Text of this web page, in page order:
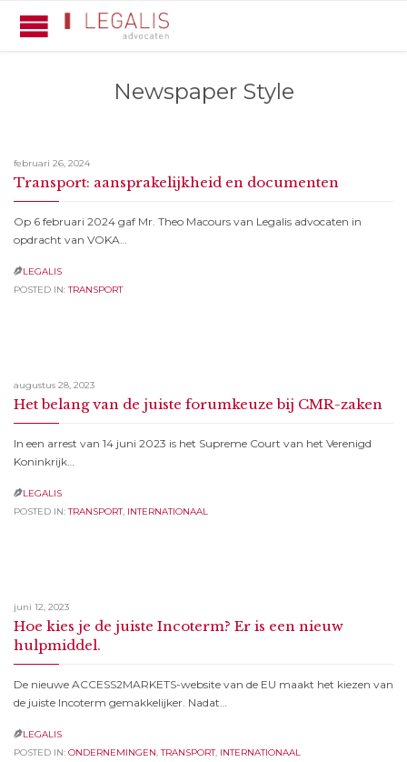
Newspaper Style
februari 26, 2024
Transport: aansprakelijkheid en documenten
Op 6 februari 2024 gaf Mr. Theo Macours van Legalis advocaten in
opdracht van VOKA…
LEGALIS
POSTED IN:TRANSPORT
augustus 28, 2023
Het belang van de juiste forumkeuze bij CMR-zaken
In een arrest van 14 juni 2023 is het Supreme Court van het Verenigd
Koninkrijk…
LEGALIS
POSTED IN:TRANSPORT, INTERNATIONAAL
juni 12, 2023
Hoe kies je de juiste Incoterm? Er is een nieuw
hulpmiddel.
De nieuwe ACCESS2MARKETS-website van de EU maakt het kiezen van
de juiste Incoterm gemakkelijker. Nadat…
LEGALIS
POSTED IN: ONDERNEMINGEN,TRANSPORT, INTERNATIONAAL